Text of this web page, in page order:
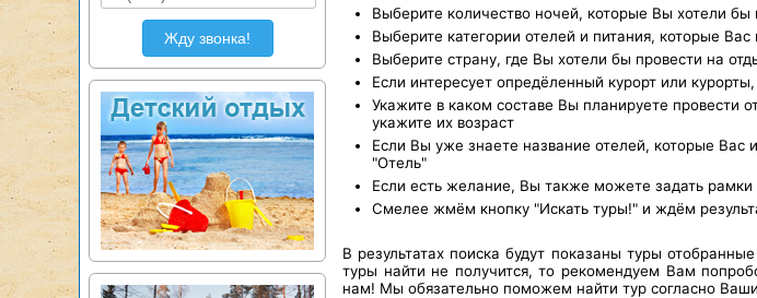
Жду звонка!
Выберите количество ночей, которые Вы хотели бы
Выберите категории отелей и питания, которые Вас
Выберите страну, где Вы хотели бы провести на
Если интересует опредёленный курорт или
Укажите в каком составе Вы планируете провести
укажите их возраст
Если Вы уже знаете название отелей, которые Вас
"Отель"
Если есть желание, Вы также можете задать рамки
Смелее жмём кнопку "Искать туры!" и ждём
В результатах поиска будут показаны туры
туры найти не получится, то рекомендуем Вам
нам! Мы обязательно поможем найти тур согласно